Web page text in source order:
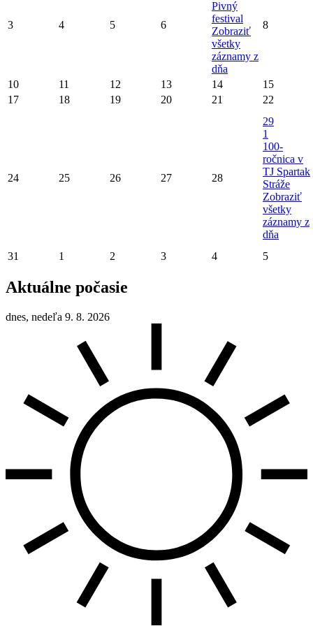
3 4 5 6
Pivný
festival
Zobraziť
všetky
záznamy z
dňa
8
10 11 12 13 14
15
17
18 19 20 21 22
24 25 26 27 28
29
1
100-
ročnica v
TJ Spartak
Stráže
Zobraziť
všetky
záznamy z
dňa
31
1 2 3 4 5
Aktuálne počasie
dnes, nedeľa 9. 8. 2026